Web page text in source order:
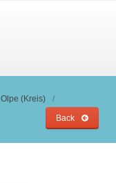
Olpe (Kreis)
Back